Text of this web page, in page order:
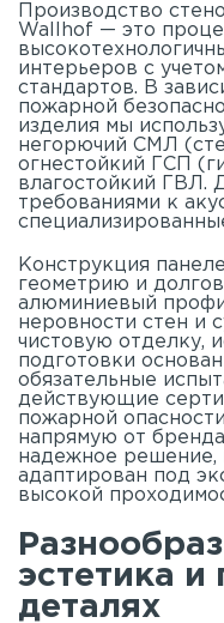
Производство
Wallhof — это
интерьеров с
стандартов. В
пожарной
изделия мы
негорючий СМЛ
огнестойкий ГСП
влагостойкий ГВЛ.
требованиями к
Конструкция
геометрию и
алюминиевый
неровности стен и
чистовую отделку,
подготовки
обязательные
действующие
пожарной
напрямую от
надежное решение,
адаптирован под
высокой
эстетика и
деталях